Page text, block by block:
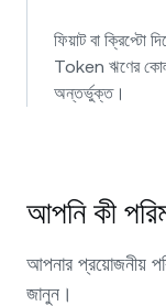
ফিয়াট বা ক্রিপ্টো
Token ঋণের
অন্তর্ভুক্ত।
আপনি কী
আপনার প্রয়োজনীয়
জানুন।